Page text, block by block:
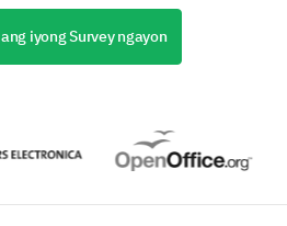
iyong Survey ngayon